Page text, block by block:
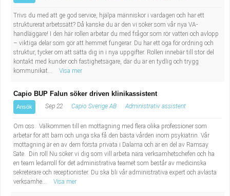
Trivs du med att ge god service, hjälpa människor i vardagen och har ett
strukturerat arbetssätt? Då kanske du är den vi söker som vår nya VA-
handläggare! I den här rollen arbetar du med frågor som rör vatten och avlopp
– viktiga delar som gör att hemmet fungerar. Du har ett öga för ordning och
struktur, tycker om att sätta dig in i nya uppgifter. Rollen innebär till stor del
kontakt med kunder och fastighetsägare, där du är en tydlig och trygg
kommunikat...
Visa mer
Capio BUP Falun söker driven klinikassistent
Ansök Sep 22 Capio Sverige AB Administrativ assistent
Om oss. Välkommen till en mottagning med flera olika professioner som
arbetar för att barn och unga ska få den bästa vården inom psykiatrin. Vår
mottagning är en av dem första privata i Dalarna och är en del av Ramsay
Sate. Din roll Nu söker vi dig som vill arbeta nära verksamhetschefen och ha
en team ledarroll för det administrativa teamet som består av medicinska
sekreterare och receptionister. Du ska bli vår administrativa expert och avlasta
verksamhe...
Visa mer